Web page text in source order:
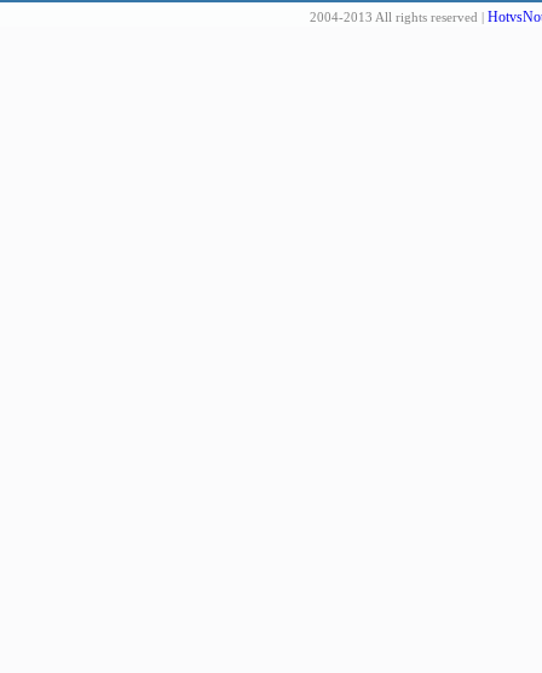
2004-2013 All rights reserved |